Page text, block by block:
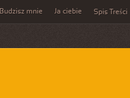
Budzisz mnie Ja ciebie Spis Treści